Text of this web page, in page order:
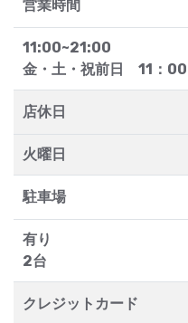
営業時間
11:00~21:00
金・土・祝前日 11：
店休日
火曜日
駐車場
有り
2台
クレジットカード